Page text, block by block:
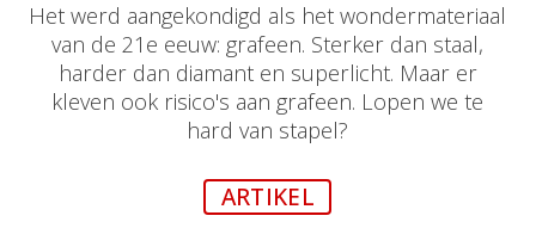
Het werd aangekondigd als het wondermateriaal
van de 21e eeuw: grafeen. Sterker dan staal,
harder dan diamant en superlicht. Maar er
kleven ook risico's aan grafeen. Lopen we te
hard van stapel?
ARTIKEL